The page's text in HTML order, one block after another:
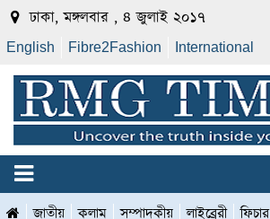
ঢাকা, মঙ্গলবার , ৪ জুলাই ২০১৭
English Fibre2Fashion International
জাতীয় কলাম সম্পাদকীয় লাইব্রেরী ফিচার